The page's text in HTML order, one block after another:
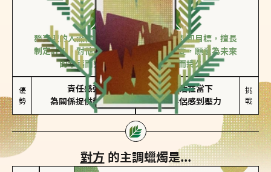
務實型
雪松、聖木
務實型的人深信愛情立基於共同的價值觀和目標，擅長
制定計劃。對他們來說，感情穩定最重要，願意為未來
的幸福而努力，讓愛情變得踏實而持久。
優
勢
責任感強
為關係提供穩定度
較難活在當下
易讓伴侶感到壓力
挑
戰
對方 的主調蠟燭是...